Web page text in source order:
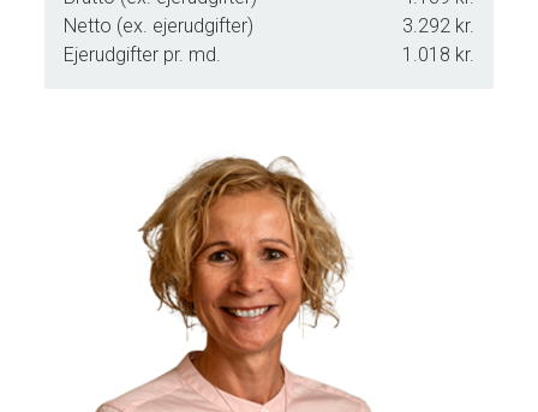
indflytning .
Netto (ex. ejerudgifter)
3.292 kr.
Ejerudgifter pr. md.
1.018 kr.